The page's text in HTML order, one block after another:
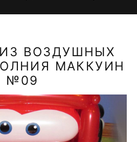
ВОЗДУШНЫХ
МАККУИН
№09